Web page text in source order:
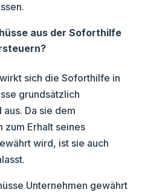
aus der Soforthilfe
sich die Soforthilfe in
grundsätzlich
Da sie dem
Erhalt seines
wird, ist sie auch
Unternehmen gewährt